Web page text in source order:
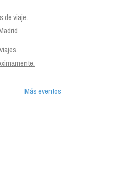
de viaje.
Más eventos